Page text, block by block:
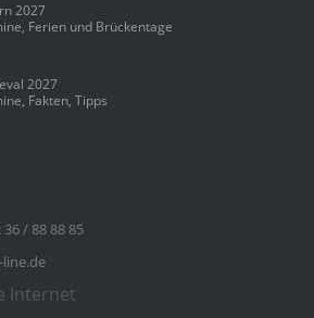
2027
Ferien und Brückentage
2027
Fakten, Tipps
36 / 88 88 85
Internet